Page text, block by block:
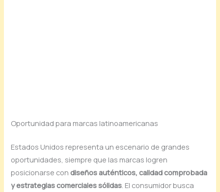
Oportunidad para marcas latinoamericanas
Estados Unidos representa un escenario de grandes
oportunidades, siempre que las marcas logren
posicionarse condiseños auténticos, calidad comprobada
y estrategias comerciales sólidas . El consumidor busca